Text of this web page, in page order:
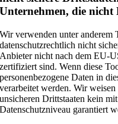
Unternehmen, die
Wir verwenden unter anderem
datenschutzrechtlich nicht
Anbieter nicht nach dem EU-
zertifiziert sind. Wenn diese
personenbezogene Daten in
verarbeitet werden. Wir
unsicheren Drittstaaten kein
Datenschutzniveau garantiert